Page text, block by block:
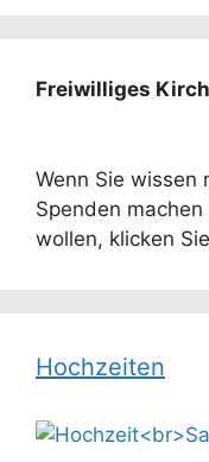
Freiwilliges
Wenn Sie wissen
Spenden
wollen, klicken
Hochzeiten